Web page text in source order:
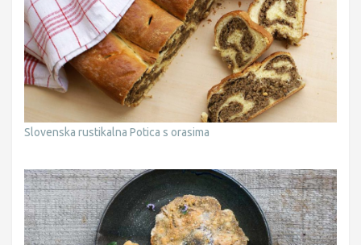
Slovenska rustikalna Potica s orasima